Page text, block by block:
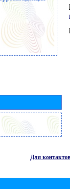
Для контактов